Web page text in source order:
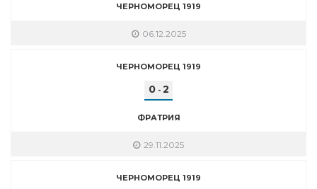
ЧЕРНОМОРЕЦ 1919
06.12.2025
ЧЕРНОМОРЕЦ 1919
0- 2
ФРАТРИЯ
29.11.2025
ЧЕРНОМОРЕЦ 1919